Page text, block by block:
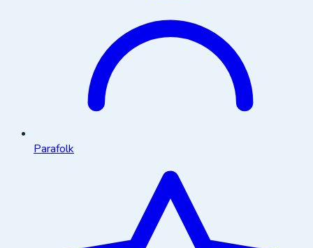
Parafolk